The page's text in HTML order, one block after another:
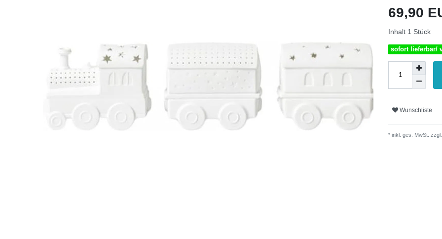
69,90
Inhalt 1 Stück
sofort lieferbar/
Wunschliste
* inkl. ges. MwSt. zzgl.